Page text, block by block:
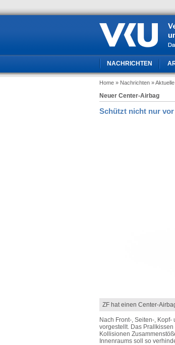
NACHRICHTEN
Home » Nachrichten »
Neuer Center-Airbag
Schützt nicht nur
ZF hat einen Center-
Nach Front-, Seiten-,
vorgestellt. Das
Kollisionen
Innenraums soll so